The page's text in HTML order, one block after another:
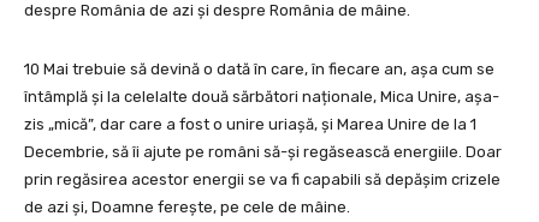
despre România de azi și despre România de mâine.
10 Mai trebuie să devină o dată în care, în fiecare an, așa cum se
întâmplă și la celelalte două sărbători naționale, Mica Unire, așa-
zis „mică”, dar care a fost o unire uriașă, și Marea Unire de la 1
Decembrie, să îi ajute pe români să-și regăsească energiile. Doar
prin regăsirea acestor energii se va fi capabili să depășim crizele
de azi și, Doamne ferește, pe cele de mâine.